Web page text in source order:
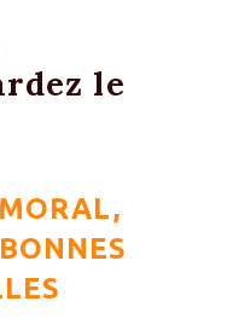
le